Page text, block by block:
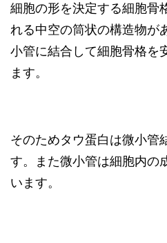
細胞の形を決定する細胞骨
れる中空の筒状の構造物が
小管に結合して細胞骨格を
ます。
そのためタウ蛋白は微小管
す。また微小管は細胞内の
います。